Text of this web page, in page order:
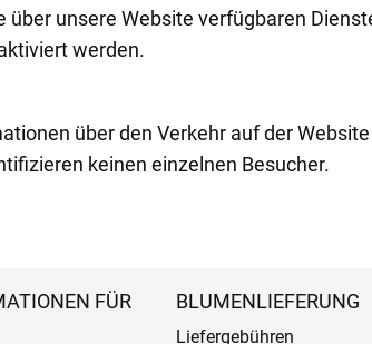
über unsere Website verfügbaren
werden.
über den Verkehr auf der
keinen einzelnen Besucher.
FÜR
BLUMENLIEFERUNG
Liefergebühren